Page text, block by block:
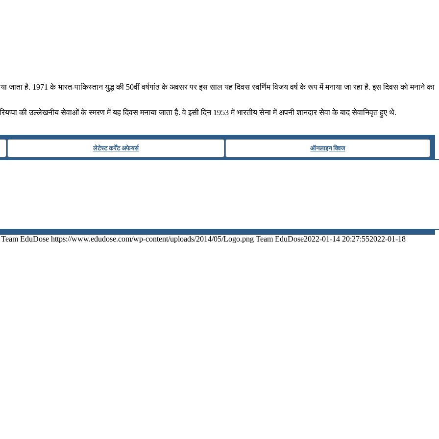
जाता है. 1971 के भारत-पाकिस्तान युद्ध की 50वीं वर्षगांठ के अवसर पर इस साल यह दिवस स्वर्णिम विजय वर्ष के रूप में मनाया जा रहा है. इस दिवस को मनाने का
की उल्‍लेखनीय सेवाओं के स्‍मरण में यह दिवस मनाया जाता है. वे इसी दिन 1953 में भारतीय सेना में अपनी शानदार सेवा के बाद सेवानिवृत हुए थे.
लेटेस्ट कर्रेंट अफेयर्स ऑनलाइन क्विज
Team EduDose https://www.edudose.com/wp-content/uploads/2014/05/Logo.png Team EduDose2022-01-14 20:27:552022-01-18